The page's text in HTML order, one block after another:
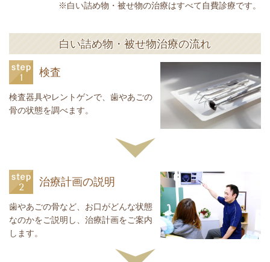
※白い詰め物・被せ物の治療はすべて自費診療です。
白い詰め物・被せ物治療の流れ
検査
検査器具やレントゲンで、歯やあごの
骨の状態を調べます。
治療計画の説明
歯やあごの骨など、お口がどんな状態
なのかをご説明し、治療計画をご案内
します。